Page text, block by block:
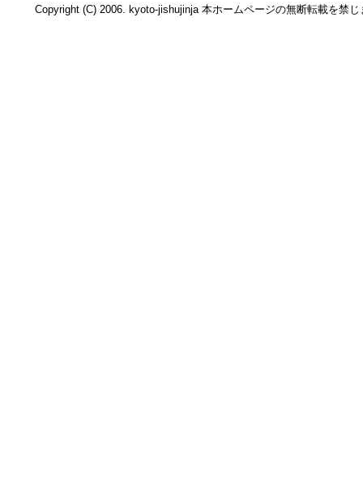
Copyright (C) 2006. kyoto-jishujinja 本ホームページの無断転載を禁じ